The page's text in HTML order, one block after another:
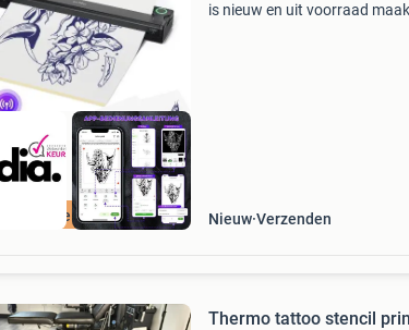
Beoordeeld met 9+
is nieuw en uit voorraad
Nieuw Verzenden
Thermo tattoo stencil